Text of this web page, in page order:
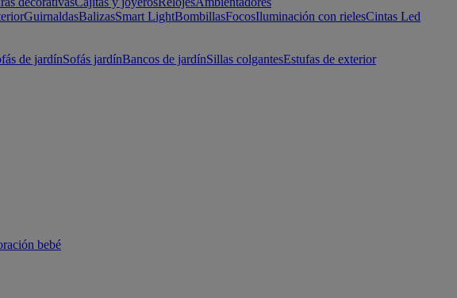
GuirnaldasBalizasSmart LightBombillasFocosIluminación con rielesCintas Led
de jardínSofás jardínBancos de jardínSillas colgantesEstufas de exterior
bebé